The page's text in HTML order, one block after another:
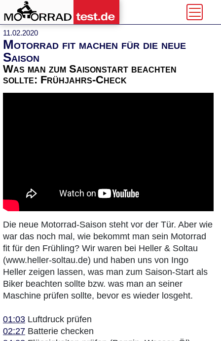
11.02.2020
Motorrad fit machen für die neue
Saison
Was man zum Saisonstart beachten
sollte: Frühjahrs-Check
Die neue Motorrad-Saison steht vor der Tür. Aber wie
war das noch mal, wie bekommt man sein Motorrad
fit für den Frühling? Wir waren bei Heller & Soltau
(www.heller-soltau.de) und haben uns von Ingo
Heller zeigen lassen, was man zum Saison-Start als
Biker beachten sollte bzw. was man an seiner
Maschine prüfen sollte, bevor es wieder losgeht.
01:03 Luftdruck prüfen
02:27 Batterie checken